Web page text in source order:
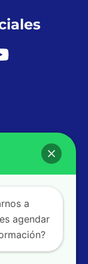
a
agendar